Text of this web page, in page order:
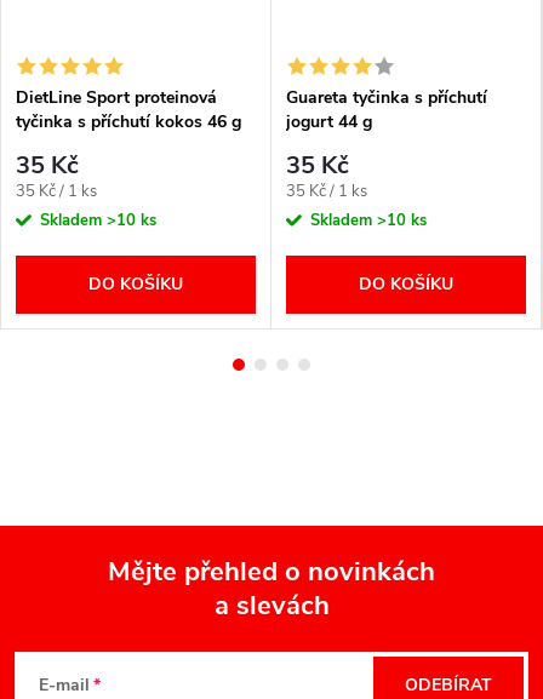
DietLine Sport proteinová
tyčinka s příchutí kokos 46 g
35 Kč
Měrná
cena:
35 Kč / 1 ks
Skladem >10 ks
DO KOŠÍKU
Guareta tyčinka s příchutí
jogurt 44 g
35 Kč
Měrná
cena:
35 Kč / 1 ks
Skladem >10 ks
DO KOŠÍKU
Mějte přehled o novinkách
a slevách
E-mail ODEBÍRAT